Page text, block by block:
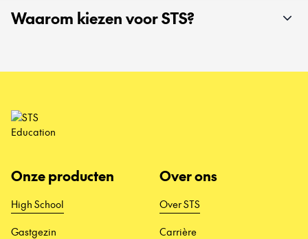
Waarom kiezen voor STS?
Onze producten
High School
Gastgezin
Over ons
Over STS
Carrière